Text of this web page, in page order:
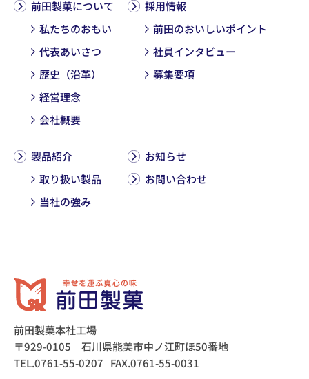
前田製菓本社工場
〒929-0105 石川県能美市中ノ江町ほ50番地
TEL.0761-55-0207 FAX.0761-55-0031
前田製菓について
私たちのおもい
代表あいさつ
歴史（沿革）
経営理念
会社概要
製品紹介
取り扱い製品
当社の強み
採用情報
前田のおいしいポイント
社員インタビュー
募集要項
お知らせ
お問い合わせ